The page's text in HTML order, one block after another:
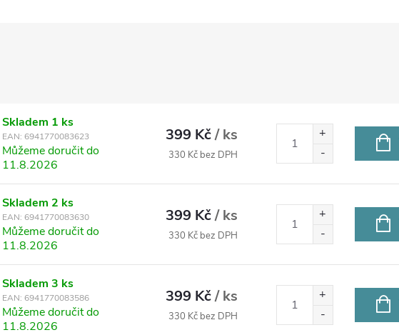
Skladem 1 ks
EAN: 6941770083623
Můžeme doručit do
11.8.2026
399 Kč/ ks
330 Kč bez DPH
Skladem 2 ks
EAN: 6941770083630
Můžeme doručit do
11.8.2026
399 Kč/ ks
330 Kč bez DPH
Skladem3 ks
EAN: 6941770083586
Můžeme doručit do
11.8.2026
399 Kč/ ks
330 Kč bez DPH